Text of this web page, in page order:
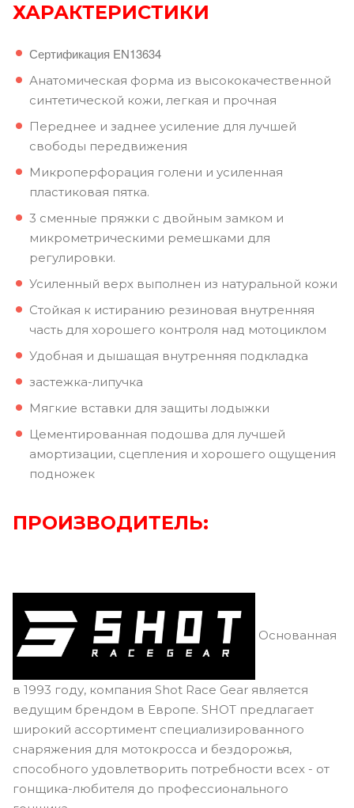
ХАРАКТЕРИСТИКИ
Сертификация EN13634
Анатомическая форма из высококачественной
синтетической кожи, легкая и прочная
Переднее и заднее усиление для лучшей
свободы передвижения
Микроперфорация голени и усиленная
пластиковая пятка.
3 сменные пряжки с двойным замком и
микрометрическими ремешками для
регулировки.
Усиленный верх выполнен из натуральной кожи
Стойкая к истиранию резиновая внутренняя
часть для хорошего контроля над мотоциклом
Удобная и дышащая внутренняя подкладка
застежка-липучка
Мягкие вставки для защиты лодыжки
Цементированная подошва для лучшей
амортизации, сцепления и хорошего ощущения
подножек
ПРОИЗВОДИТЕЛЬ:
Основанная
в 1993 году, компания Shot Race Gear является
ведущим брендом в Европе. SHOT предлагает
широкий ассортимент специализированного
снаряжения для мотокросса и бездорожья,
способного удовлетворить потребности всех - от
гонщика-любителя до профессионального